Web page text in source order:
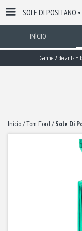
SOLE DI POSITANO
INÍCIO
Ganhe 2 decants +
Início/Tom Ford / Sole Di